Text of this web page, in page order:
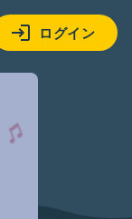
ログイン